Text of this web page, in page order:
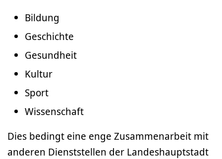
Bildung
Geschichte
Gesundheit
Kultur
Sport
Wissenschaft
Dies bedingt eine enge Zusammenarbeit mit
anderen Dienststellen der Landeshauptstadt